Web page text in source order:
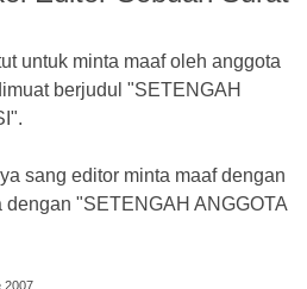
untuk minta maaf oleh anggota
berjudul "SETENGAH
sang editor minta maaf dengan
"SETENGAH ANGGOTA
2007